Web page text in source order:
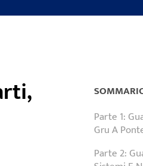
Parte 1:
Gru A
Parte 2: